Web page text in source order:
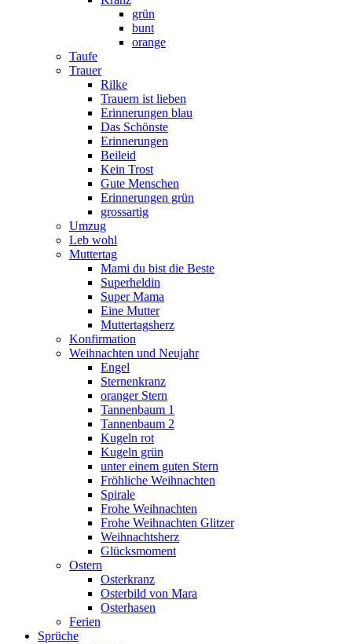
grün
bunt
orange
Taufe
Trauer
Rilke
Trauern ist lieben
Erinnerungen blau
Das Schönste
Erinnerungen
Beileid
Kein Trost
Gute Menschen
Erinnerungen grün
grossartig
Umzug
Leb wohl
Muttertag
Mami du bist die Beste
Superheldin
Super Mama
Eine Mutter
Muttertagsherz
Konfirmation
Weihnachten und Neujahr
Engel
Sternenkranz
oranger Stern
Tannenbaum 1
Tannenbaum 2
Kugeln rot
Kugeln grün
unter einem guten Stern
Fröhliche Weihnachten
Spirale
Frohe Weihnachten
Frohe Weihnachten Glitzer
Weihnachtsherz
Glücksmoment
Ostern
Osterkranz
Osterbild von Mara
Osterhasen
Ferien
Sprüche